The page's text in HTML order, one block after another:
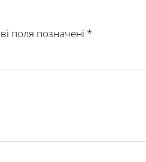
поля позначені *